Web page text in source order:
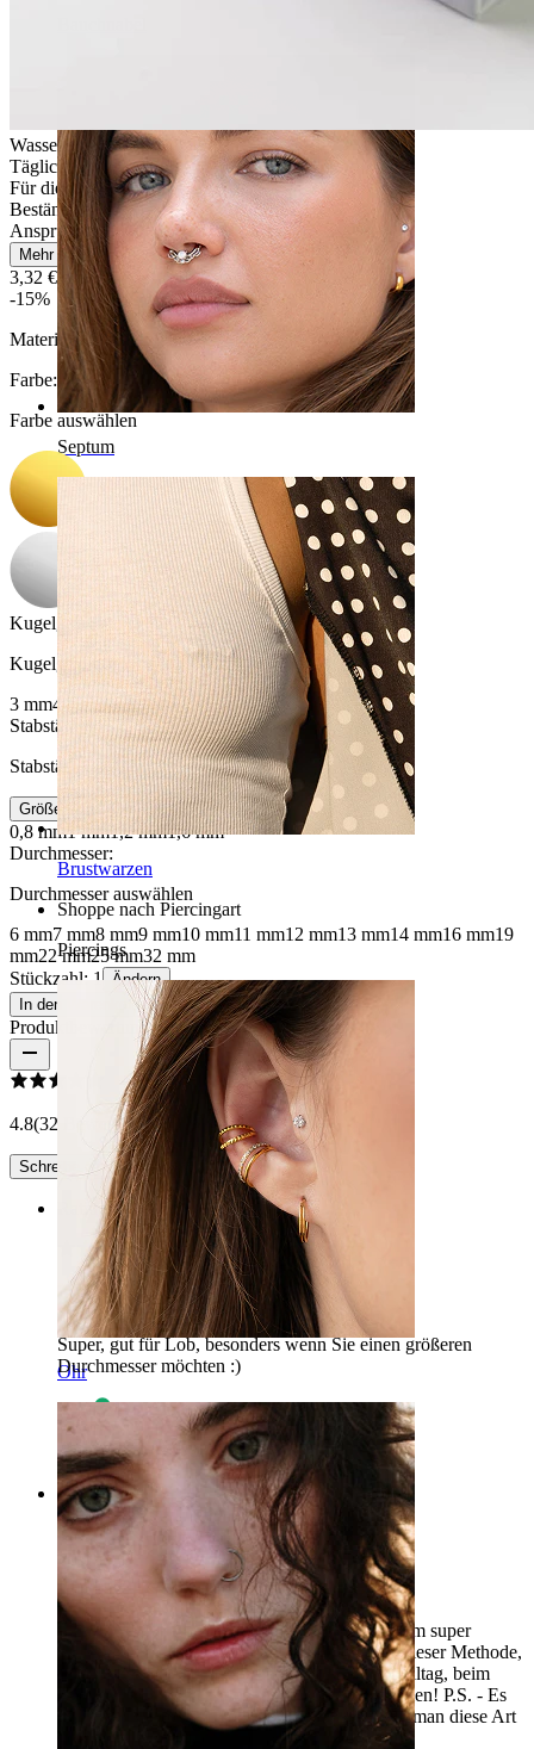
Septum
Brustwarzen
Shoppe nach Piercingart
Piercings
Ohr
Wasserfest
Tägliches Tragen
Für die meisten Hauttypen
Beständig
Anspruchsvoll
Mehr lesen
3,32 € 3,90 €
-15%
Material: Chirurgenstahl
Farbe:
Farbe auswählen
Kugelgröße
:
Kugelgröße auswählen
3 mm4 mm5 mm6 mm
Stabstärke
Stabstärke auswählen
Größeninfo
0,8 mm1 mm1,2 mm1,6 mm
Durchmesser:
Durchmesser auswählen
6 mm7 mm8 mm9 mm10 mm11 mm12 mm13 mm14 mm16 mm19
mm22 mm25 mm32 mm
Stückzahl: 1
Ändern
In den Warenkorb
Produktbewertungen
4.8(32 Bewertungen)
Schreibe eine Bewertung
Rating
Perfekt für lob
Super, gut für Lob, besonders wenn Sie einen größeren
Durchmesser möchten :)
A.M Verifizierter Kauf
AI-Übersetzung Original anzeigen
Rating
Beeindruckt
Ein Stück von ausgezeichneter Qualität zu einem super
günstigen Preis! Ich war skeptisch gegenüber dieser Methode,
um das Piercing zu schließen, aber es hält im Alltag, beim
Baden und beim Schlafen, ohne jemals abzufallen! P.S. - Es
gibt viele Videos auf YouTube, die zeigen, wie man diese Art
von Piercings einfach anbringt :)